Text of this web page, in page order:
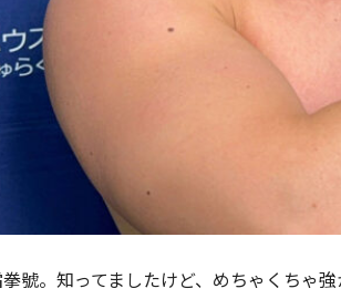
號。知ってましたけど、めちゃくちゃ